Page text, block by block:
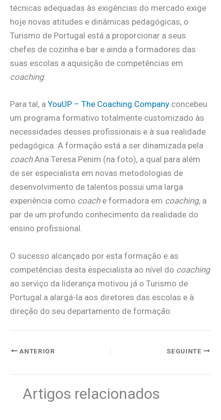
técnicas adequadas às exigências do mercado exige
hoje novas atitudes e dinâmicas pedagógicas, o
Turismo de Portugal está a proporcionar a seus
chefes de cozinha e bar e ainda a formadores das
suas escolas a aquisição de competências em
coaching.
Para tal, a YouUP – The Coaching Company concebeu
um programa formativo totalmente customizado às
necessidades desses profissionais e à sua realidade
pedagógica. A formação está a ser dinamizada pela
coachAna Teresa Penim (na foto), a qual para além
de ser especialista em novas metodologias de
desenvolvimento de talentos possui uma larga
experiência como coache formadora em coaching, a
par de um profundo conhecimento da realidade do
ensino profissional.
O sucesso alcançado por esta formação e as
competências desta especialista ao nível do coaching
ao serviço da liderança motivou já o Turismo de
Portugal a alargá-la aos diretores das escolas e à
direção do seu departamento de formação.
ANTERIOR SEGUINTE
Artigos relacionados